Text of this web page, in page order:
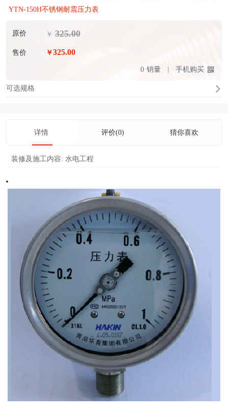
YTN-150H不锈钢耐震压力表
原价 ￥ 325.00
售价 ￥325.00
0 销量 手机购买
可选规格
详情 评价(0) 猜你喜欢
装修及施工内容: 水电工程